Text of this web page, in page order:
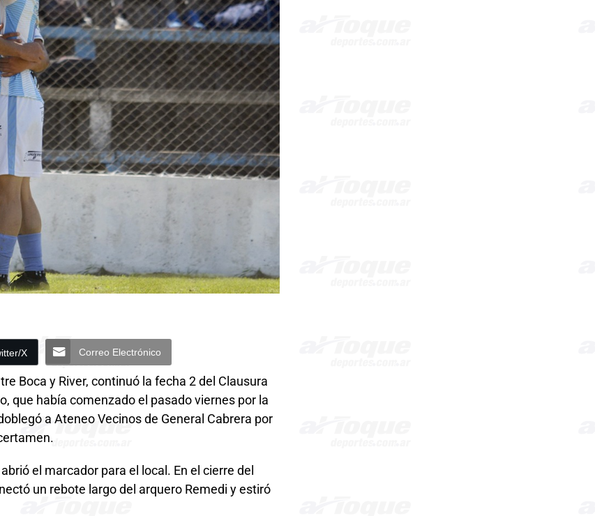
X Correo Electrónico
Boca y River, continuó la fecha 2 del Clausura
que había comenzado el pasado viernes por la
a Ateneo Vecinos de General Cabrera por
el marcador para el local. En el cierre del
un rebote largo del arquero Remedi y estiró